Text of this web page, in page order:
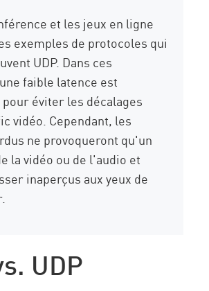
et les jeux en ligne
exemples de protocoles qui
UDP. Dans ces
faible latence est
éviter les décalages
vidéo. Cependant, les
ne provoqueront qu'un
la vidéo ou de l'audio et
inaperçus aux yeux de
UDP